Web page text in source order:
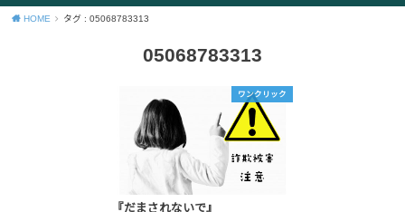
HOME タグ : 05068783313
05068783313
ワンクリック
『だまされないで』